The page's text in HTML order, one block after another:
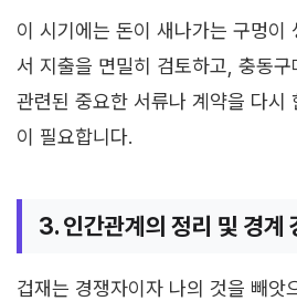
이 시기에는 돈이 새나가는 구멍이
서 지출을 면밀히 검토하고, 충동
관련된 중요한 서류나 계약을 다시
이 필요합니다.
3. 인간관계의 정리 및 경계
겁재는 경쟁자이자 나의 것을 빼앗